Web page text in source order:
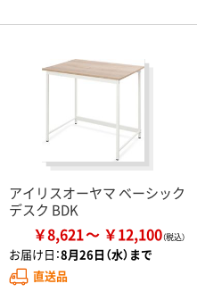
アイリスオーヤマ ベーシック
デスク BDK
￥8,621 ￥12,100
お届け日：8月26日（水）まで
直送品